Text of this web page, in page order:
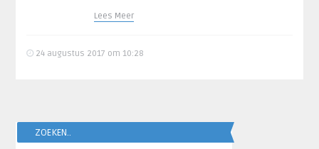
Lees Meer
24 augustus 2017 om 10:28
ZOEKEN..